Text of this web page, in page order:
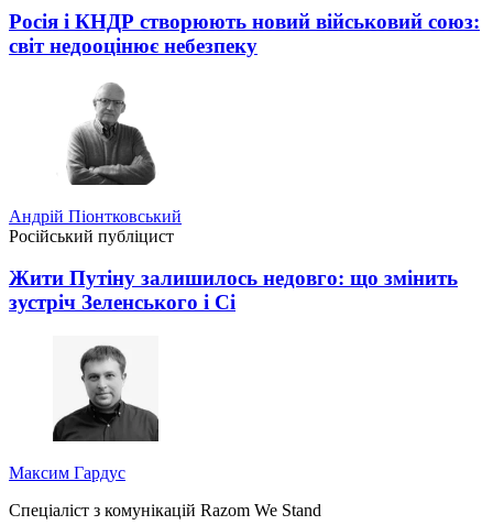
Росія і КНДР створюють новий військовий союз:
світ недооцінює небезпеку
Андрій Піонтковський
Російський публіцист
Жити Путіну залишилось недовго: що змінить
зустріч Зеленського і Сі
Максим Гардус
Спеціаліст з комунікацій Razom We Stand